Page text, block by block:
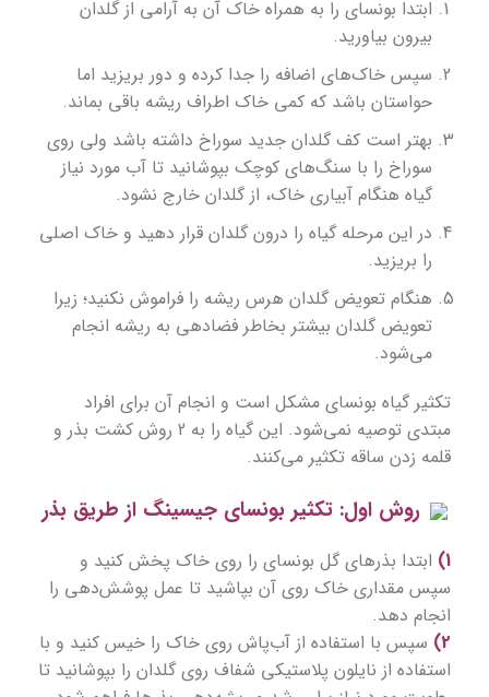
ابتدا بونسای را به همراه خاک آن به آرامی از گلدان
بیرون بیاورید.
سپس خاک‌های اضافه را جدا کرده و دور بریزید اما
حواستان باشد که کمی خاک اطراف ریشه باقی بماند.
بهتر است کف گلدان جدید سوراخ داشته باشد ولی روی
سوراخ را با سنگ‌های کوچک بپوشانید تا آب مورد نیاز
گیاه هنگام آبیاری خاک، از گلدان خارج نشود.
در این مرحله گیاه را درون گلدان قرار دهید و خاک اصلی
را بریزید.
هنگام تعویض گلدان هرس ریشه را فراموش نکنید؛ زیرا
تعویض گلدان بیشتر بخاطر فضادهی به ریشه انجام
می‌شود.
تکثیر گیاه بونسای مشکل است و انجام آن برای افراد
مبتدی توصیه نمی‌شود. این گیاه را به 2 روش کشت بذر و
قلمه زدن ساقه تکثیر می‌کنند.
روش اول: تکثیر بونسای جیسینگ از طریق بذر
1) ابتدا بذرهای گل بونسای را روی خاک پخش کنید و
سپس مقداری خاک روی آن بپاشید تا عمل پوشش‌دهی را
انجام دهد.
2) سپس با استفاده از آب‌پاش روی خاک را خیس کنید و با
استفاده از نایلون پلاستیکی شفاف روی گلدان را بپوشانید تا